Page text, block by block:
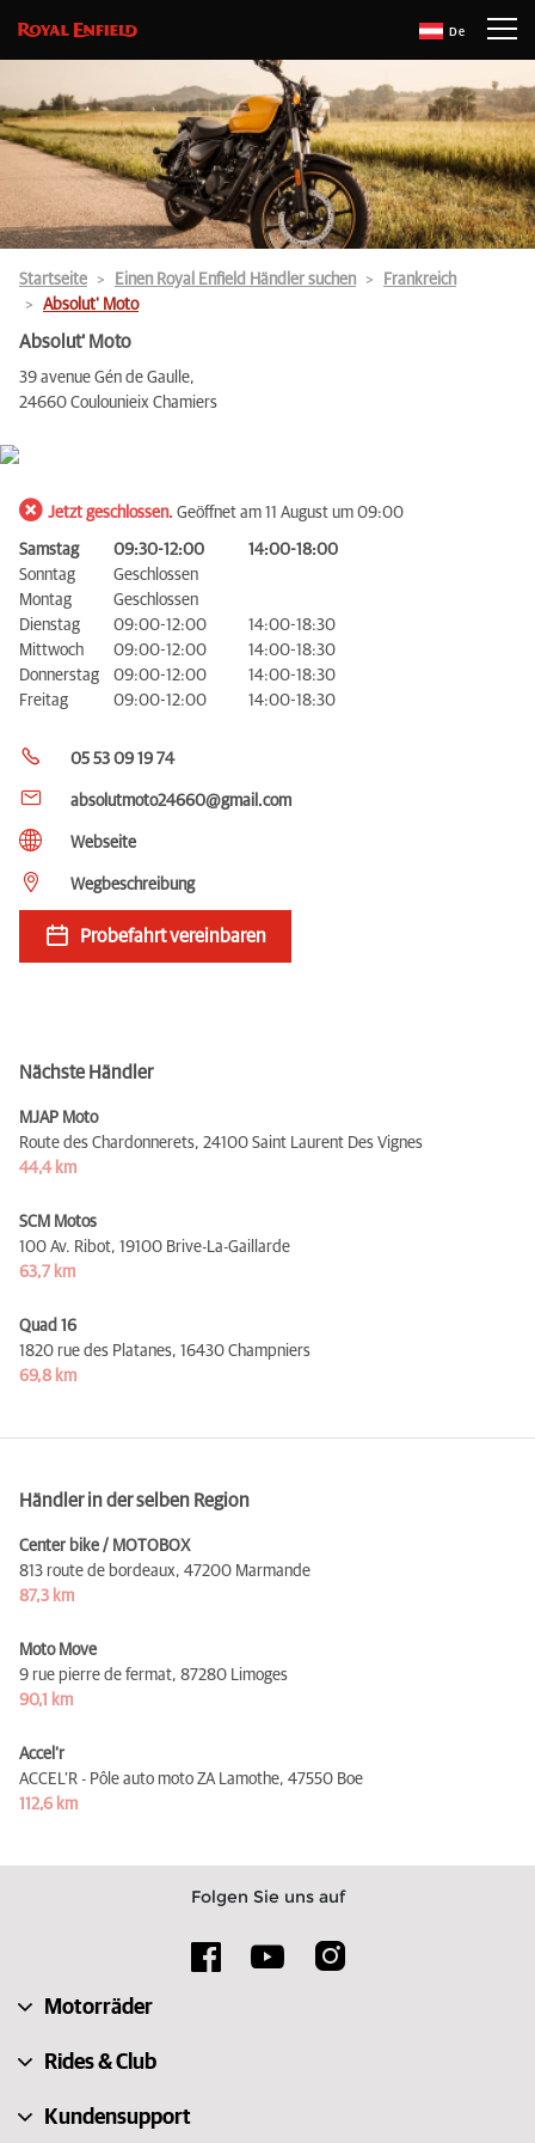
De
Startseite Einen Royal Enfield Händler suchen
Frankreich
Absolut' Moto
Absolut' Moto
39 avenue Gén de Gaulle,
24660 Coulounieix Chamiers
Jetzt geschlossen. Geöffnet am 11 August um 09:00
Samstag 09:30-12:00
14:00-18:00
Sonntag
Geschlossen
Montag
Geschlossen
Dienstag
09:00-12:00
14:00-18:30
Mittwoch
09:00-12:00
14:00-18:30
Donnerstag
09:00-12:00
14:00-18:30
Freitag
09:00-12:00 14:00-18:30
05 53 09 19 74
absolutmoto24660@gmail.com
Webseite
Wegbeschreibung
Probefahrt vereinbaren
Nächste Händler
MJAP Moto
Route des Chardonnerets, 24100 Saint Laurent Des Vignes
44,4 km
SCM Motos
100 Av. Ribot, 19100 Brive-La-Gaillarde
63,7 km
Quad 16
1820 rue des Platanes, 16430 Champniers
69,8 km
Händler in der selben Region
Center bike / MOTOBOX
813 route de bordeaux, 47200 Marmande
87,3 km
Moto Move
9 rue pierre de fermat, 87280 Limoges
90,1 km
Accel’r
ACCEL’R - Pôle auto moto ZA Lamothe, 47550 Boe
112,6 km
Folgen Sie uns auf
Motorräder
Rides & Club
Kundensupport